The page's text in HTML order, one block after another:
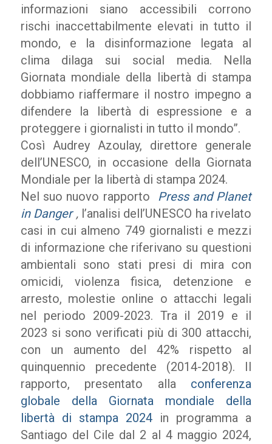
informazioni siano accessibili corrono
rischi inaccettabilmente elevati in tutto il
mondo, e la disinformazione legata al
clima dilaga sui social media. Nella
Giornata mondiale della libertà di stampa
dobbiamo riaffermare il nostro impegno a
difendere la libertà di espressione e a
proteggere i giornalisti in tutto il mondo”.
Così Audrey Azoulay, direttore generale
dell’UNESCO, in occasione della Giornata
Mondiale per la libertà di stampa 2024.
Nel suo nuovo rapporto Press and Planet
in Danger,l’analisi dell’UNESCO ha rivelato
casi in cui almeno 749 giornalisti e mezzi
di informazione che riferivano su questioni
ambientali sono stati presi di mira con
omicidi, violenza fisica, detenzione e
arresto, molestie online o attacchi legali
nel periodo 2009-2023. Tra il 2019 e il
2023 si sono verificati più di 300 attacchi,
con un aumento del 42% rispetto al
quinquennio precedente (2014-2018). Il
rapporto, presentato alla conferenza
globale della Giornata mondiale della
libertà di stampa 2024 in programma a
Santiago del Cile dal 2 al 4 maggio 2024,